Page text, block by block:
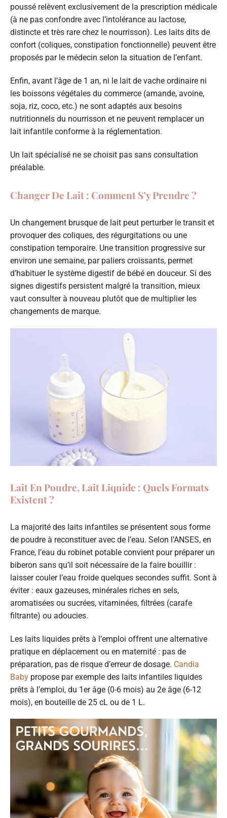
poussé relèvent exclusivement de la prescription médicale
(à ne pas confondre avec l’intolérance au lactose,
distincte et très rare chez le nourrisson). Les laits dits de
confort (coliques, constipation fonctionnelle) peuvent être
proposés par le médecin selon la situation de l’enfant.
Enfin, avant l’âge de 1 an, ni le lait de vache ordinaire ni
les boissons végétales du commerce (amande, avoine,
soja, riz, coco, etc.) ne sont adaptés aux besoins
nutritionnels du nourrisson et ne peuvent remplacer un
lait infantile conforme à la réglementation.
Un lait spécialisé ne se choisit pas sans consultation
préalable.
Changer De Lait : Comment S’y Prendre ?
Un changement brusque de lait peut perturber le transit et
provoquer des coliques, des régurgitations ou une
constipation temporaire. Une transition progressive sur
environ une semaine, par paliers croissants, permet
d’habituer le système digestif de bébé en douceur. Si des
signes digestifs persistent malgré la transition, mieux
vaut consulter à nouveau plutôt que de multiplier les
changements de marque.
Lait En Poudre, Lait Liquide : Quels Formats
Existent ?
La majorité des laits infantiles se présentent sous forme
de poudre à reconstituer avec de l’eau. Selon l’ANSES, en
France, l’eau du robinet potable convient pour préparer un
biberon sans qu’il soit nécessaire de la faire bouillir :
laisser couler l’eau froide quelques secondes suffit. Sont à
éviter : eaux gazeuses, minérales riches en sels,
aromatisées ou sucrées, vitaminées, filtrées (carafe
filtrante) ou adoucies.
Les laits liquides prêts à l’emploi offrent une alternative
pratique en déplacement ou en maternité : pas de
préparation, pas de risque d’erreur de dosage. Candia
Baby propose par exemple des laits infantiles liquides
prêts à l’emploi, du 1er âge (0-6 mois) au 2e âge (6-12
mois), en bouteille de 25 cL ou de 1 L.